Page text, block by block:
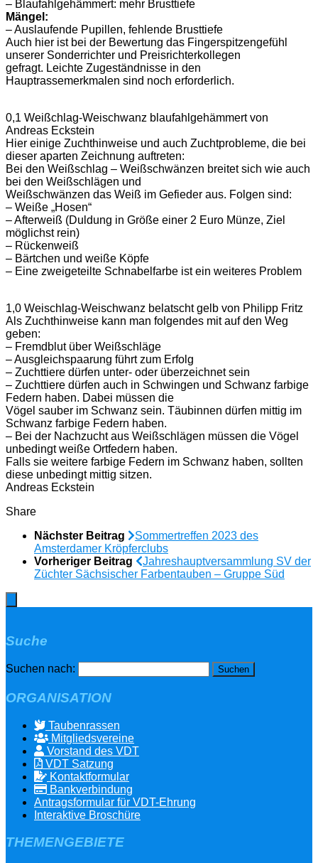
– Blaufahlgehämmert: mehr Brusttiefe
Mängel:
– Auslaufende Pupillen, fehlende Brusttiefe
Auch hier ist bei der Bewertung das Fingerspitzengefühl
unserer Sonderrichter und Preisrichterkollegen
gefragt. Leichte Zugeständnisse in den
Hauptrassemerkmalen sind noch erforderlich.
0,1 Weißchlag-Weischwanz blaufahlgehämmert von
Andreas Eckstein
Hier einige Zuchthinweise und auch Zuchtprobleme, die bei
dieser aparten Zeichnung auftreten:
Bei den Weißschlag – Weißschwänzen breitet sich wie auch
bei den Weißschlägen und
Weißschwänzen das Weiß im Gefieder aus. Folgen sind:
– Weiße „Hosen“
– Afterweiß (Duldung in Größe einer 2 Euro Münze, Ziel
möglichst rein)
– Rückenweiß
– Bärtchen und weiße Köpfe
– Eine zweigeteilte Schnabelfarbe ist ein weiteres Problem
1,0 Weischlag-Weischwanz belatscht gelb von Philipp Fritz
Als Zuchthinweise kann man folgendes mit auf den Weg
geben:
– Fremdblut über Weißschläge
– Ausgleichspaarung führt zum Erfolg
– Zuchttiere dürfen unter- oder überzeichnet sein
– Zuchttiere dürfen auch in Schwingen und Schwanz farbige
Federn haben. Dabei müssen die
Vögel sauber im Schwanz sein. Täubinnen dürfen mittig im
Schwanz farbige Federn haben.
– Bei der Nachzucht aus Weißschlägen müssen die Vögel
unbedingt weiße Ortfedern haben.
Falls sie weitere farbige Federn im Schwanz haben, sollten
diese unbedingt mittig sitzen.
Andreas Eckstein
Share
Nächster Beitrag
Sommertreffen 2023 des
Amsterdamer Kröpferclubs
Vorheriger Beitrag
Jahreshauptversammlung SV der
Züchter Sächsischer Farbentauben – Gruppe Süd
Suche
Suchen nach:
ORGANISATION
Taubenrassen
Mitgliedsvereine
Vorstand des VDT
VDT Satzung
Kontaktformular
Bankverbindung
Antragsformular für VDT-Ehrung
Interaktive Broschüre
THEMENGEBIETE